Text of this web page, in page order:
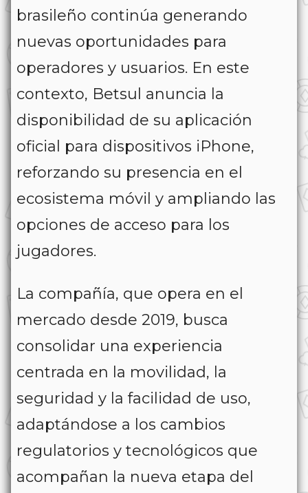
brasileño continúa generando
nuevas oportunidades para
operadores y usuarios. En este
contexto, Betsul anuncia la
disponibilidad de su aplicación
oficial para dispositivos iPhone,
reforzando su presencia en el
ecosistema móvil y ampliando las
opciones de acceso para los
jugadores.
La compañía, que opera en el
mercado desde 2019, busca
consolidar una experiencia
centrada en la movilidad, la
seguridad y la facilidad de uso,
adaptándose a los cambios
regulatorios y tecnológicos que
acompañan la nueva etapa del